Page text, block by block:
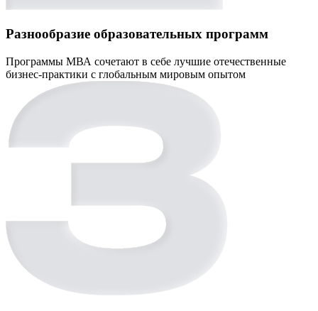
Разнообразие образовательных программ
Программы МВА сочетают в себе лучшие отечественные
бизнес-практики с глобальным мировым опытом